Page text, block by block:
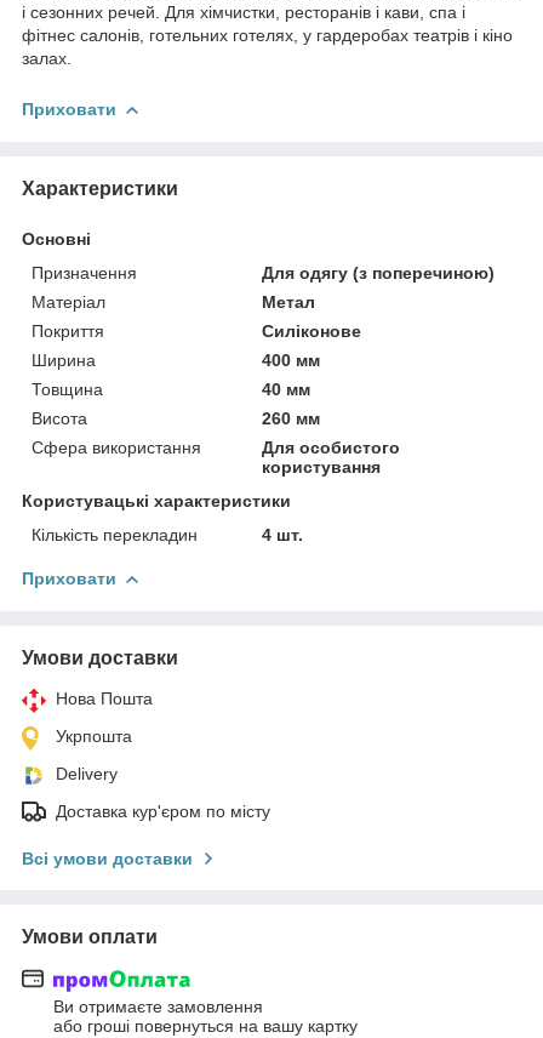
і сезонних речей. Для хімчистки, ресторанів і кави, спа і
фітнес салонів, готельних готелях, у гардеробах театрів і кіно
залах.
Приховати
Характеристики
Основні
Призначення
Для одягу (з поперечиною)
Матеріал
Метал
Покриття
Силіконове
Ширина
400 мм
Товщина
40 мм
Висота
260 мм
Сфера використання
Для особистого
користування
Користувацькі характеристики
Кількість перекладин
4 шт.
Приховати
Умови доставки
Нова Пошта
Укрпошта
Delivery
Доставка кур'єром по місту
Всі умови доставки
Умови оплати
Ви отримаєте замовлення
або гроші повернуться на вашу картку